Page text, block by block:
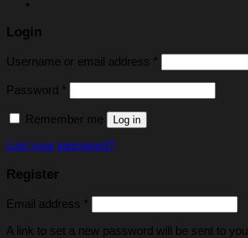
Login
Username or email address *
Password *
Remember me Log in
Lost your password?
Register
Email address *
A link to set a new password will be sent to